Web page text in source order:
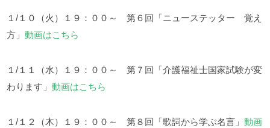
１/１０（火）１９：００～ 第６回「ニューステッター 覚え
方」動画はこちら
１/１１（水）１９：００～ 第７回「介護福祉士国家試験が変
わります」動画はこちら
１/１２（木）１９：００～ 第８回「歌詞から学ぶ名言」動画